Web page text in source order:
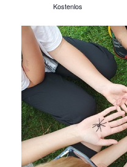
Kostenlos